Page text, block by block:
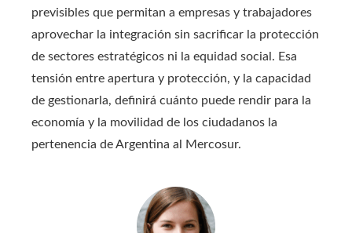
previsibles que permitan a empresas y trabajadores
aprovechar la integración sin sacrificar la protección
de sectores estratégicos ni la equidad social. Esa
tensión entre apertura y protección, y la capacidad
de gestionarla, definirá cuánto puede rendir para la
economía y la movilidad de los ciudadanos la
pertenencia de Argentina al Mercosur.